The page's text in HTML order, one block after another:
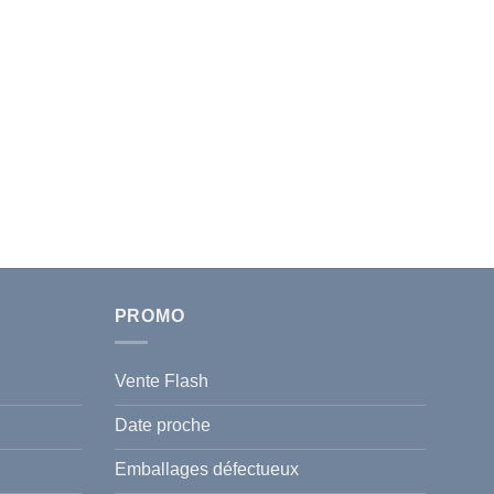
PROMO
Vente Flash
Date proche
Emballages défectueux